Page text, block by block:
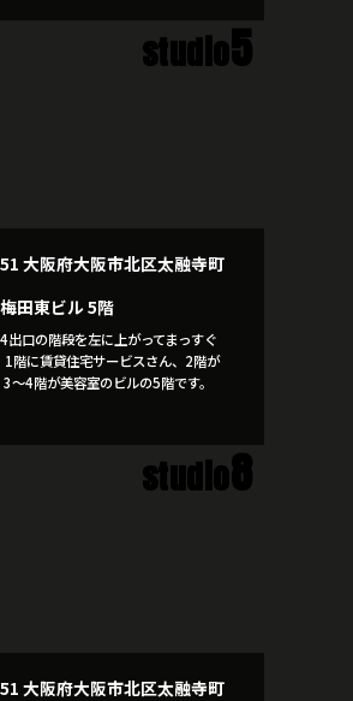
studio5
大阪府大阪市北区太融寺町
田東ビル 5階
出口の階段を左に上がってまっすぐ
1階に賃貸住宅サービスさん、2階が
～4階が美容室のビルの5階です。
studio8
大阪府大阪市北区太融寺町